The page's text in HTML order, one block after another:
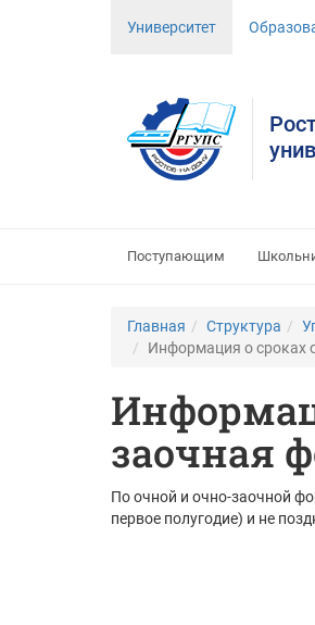
Университет
Поступающим
Главная Структура
Информация о сроках
заочная
По очной и очно-заочной
первое полугодие) и не